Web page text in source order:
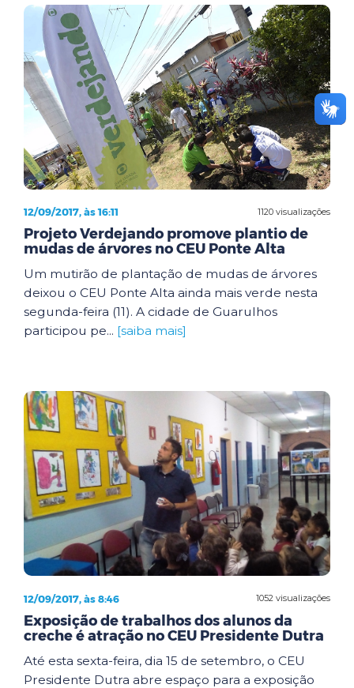
1120 visualizações
12/09/2017, às 16:11
Projeto Verdejando promove plantio de
mudas de árvores no CEU Ponte Alta
Um mutirão de plantação de mudas de árvores
deixou o CEU Ponte Alta ainda mais verde nesta
segunda-feira (11). A cidade de Guarulhos
participou pe... [saiba mais]
1052 visualizações
12/09/2017, às 8:46
Exposição de trabalhos dos alunos da
creche é atração no CEU Presidente Dutra
Até esta sexta-feira, dia 15 de setembro, o CEU
Presidente Dutra abre espaço para a exposição